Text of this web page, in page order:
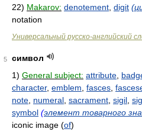
22) Makarov: denotement digit
notation
Универсальный русско-английский
5
символ
1) General subject: attribute
character, emblem fasces
note numeral sacrament sigil
symbol (элемент товарного
iconic image (of)